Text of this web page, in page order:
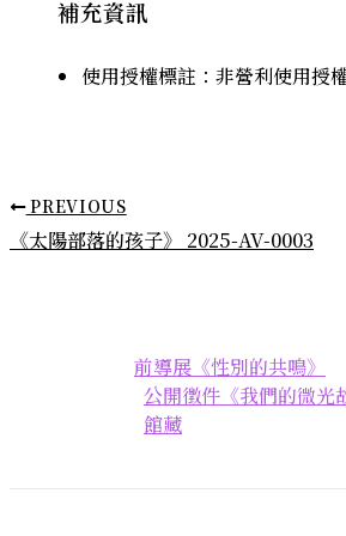
補充資訊
使用授權標註：非營利使用授
PREVIOUS
《太陽部落的孩子》 2025-AV-0003
前導展《性別的共鳴》
公開徵件《我們的微光
館藏